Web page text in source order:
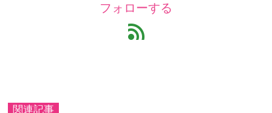
フォローする
feed
関連記事